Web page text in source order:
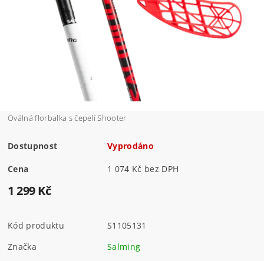
Oválná florbalka s čepelí Shooter
Dostupnost Vyprodáno
Cena 1 074 Kč bez DPH
1 299 Kč
Kód produktu
S1105131
Značka
Salming